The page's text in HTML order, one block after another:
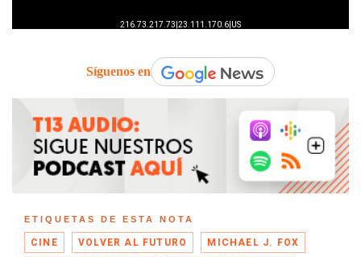
Síguenos en
ETIQUETAS DE ESTA NOTA
CINE VOLVER AL FUTURO MICHAEL J. FOX